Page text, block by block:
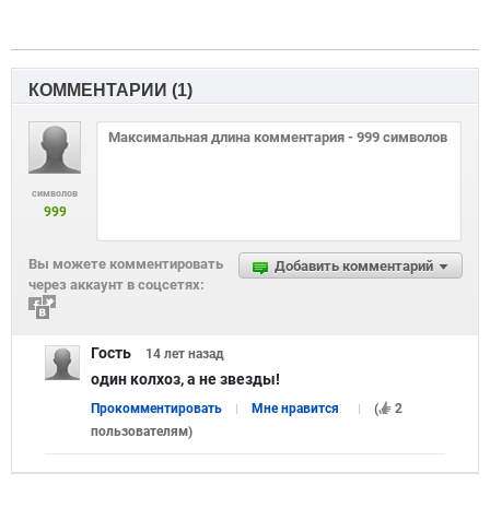
КОММЕНТАРИИ (1)
символов
999
Добавить комментарий
Вы можете комментировать
через аккаунт в соцсетях:
Гость 14 лет назад
один колхоз, а не звезды!
Прокомментировать Мне нравится (
2
пользователям)